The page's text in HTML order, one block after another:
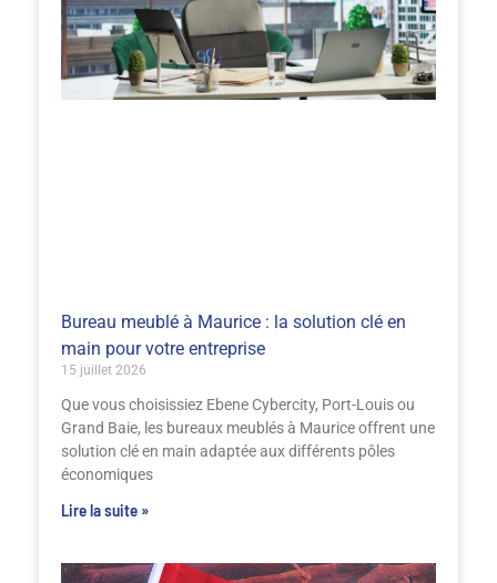
Bureau meublé à Maurice : la solution clé en
main pour votre entreprise
15 juillet 2026
Que vous choisissiez Ebene Cybercity, Port-Louis ou
Grand Baie, les bureaux meublés à Maurice offrent une
solution clé en main adaptée aux différents pôles
économiques
Lire la suite »